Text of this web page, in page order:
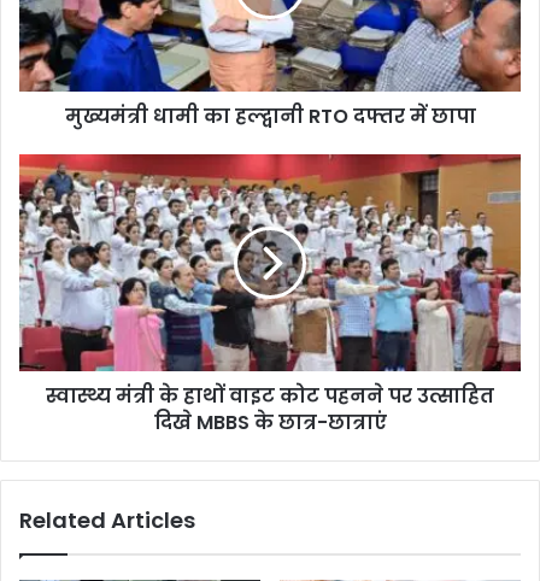
मुख्यमंत्री धामी का हल्द्वानी RTO दफ्तर में छापा
स्वास्थ्य मंत्री के हाथों वाइट कोट पहनने पर उत्साहित
दिखे MBBS के छात्र-छात्राएं
Related Articles